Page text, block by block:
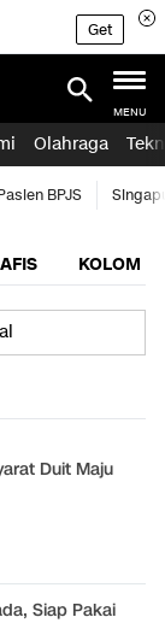
Get
MENU
Olahraga
BPJS
KOLOM
Duit Maju
Siap Pakai